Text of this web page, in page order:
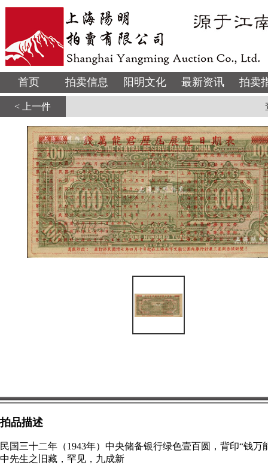
首页 拍卖信息 阳明文化 最新资讯 拍卖
< 上一件
拍品描述
民国三十二年（1943年）中央储备银行绿色壹百圆，背印“钱
中先生之旧藏，罕见，九成新